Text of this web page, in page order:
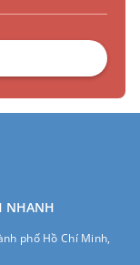
NHANH
phố Hồ Chí Minh,